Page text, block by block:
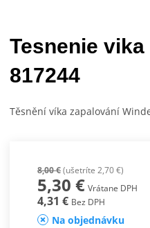
Tesnenie
817244
Těsnění víka zapalování
8,00 €(ušetríte 2,70 €)
5,30 € Vrátane DPH
4,31 € Bez DPH
Na objednávku